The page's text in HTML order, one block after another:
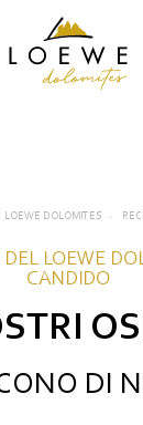
Recensioni
LOEWE DOLOMITES
DEL LOEWE
CANDIDO
DI